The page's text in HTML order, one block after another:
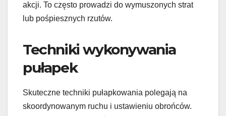
akcji. To często prowadzi do wymuszonych strat
lub pośpiesznych rzutów.
Techniki wykonywania
pułapek
Skuteczne techniki pułapkowania polegają na
skoordynowanym ruchu i ustawieniu obrońców.